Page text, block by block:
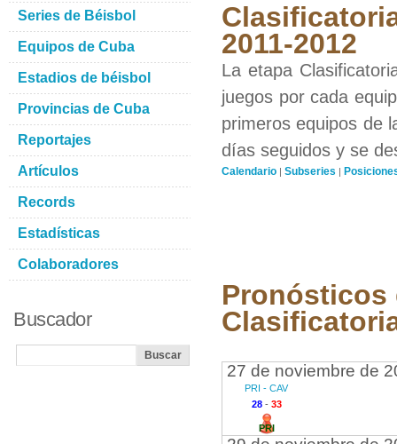
2011-2012
La etapa
juegos por cada
primeros equipos de
días seguidos y se
Calendario | Subseries |
Pronósticos
27 de noviembre de
PRI - CAV
28- 33
PRI
Series de Béisbol
Equipos de Cuba
Estadios de béisbol
Provincias de Cuba
Reportajes
Artículos
Records
Estadísticas
Colaboradores
Buscador